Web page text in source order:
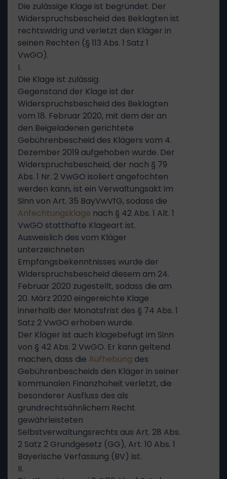
Die zulässige Klage ist begründet. Der
Widerspruchsbescheid des Beklagten ist
rechtswidrig und verletzt den Kläger in
seinen Rechten (§ 113 Abs. 1 Satz 1
VwGO).
I.
Die Klage ist zulässig.
Gegenstand der Klage ist der
Widerspruchsbescheid des Beklagten
vom 18. Februar 2020, mit dem der an
den Beigeladenen gerichtete
Gebührenbescheid des Klägers vom 4.
Dezember 2019 aufgehoben wurde. Der
Widerspruchsbescheid, der nach § 79
Abs. 1 Nr. 2 VwGO isoliert angefochten
werden kann, ist ein Verwaltungsakt im
Sinn von Art. 35 BayVwVfG, sodass die
Anfechtungsklage nach § 42 Abs. 1 Alt. 1
VwGO statthafte Klageart ist.
Ausweislich des vom Kläger
unterzeichneten
Empfangsbekenntnisses wurde der
Widerspruchsbescheid diesem am 24.
Februar 2020 zugestellt, sodass die am
20. März 2020 eingereichte Klage
innerhalb der Monatsfrist des § 74 Abs. 1
Satz 2 VwGO erhoben wurde.
Der Kläger ist auch klagebefugt im Sinn
von § 42 Abs. 2 VwGO. Er kann geltend
machen, dass die Aufhebung des
Gebührenbescheids den Kläger in seiner
kommunalen Finanzhoheit verletzt, die
besonderer Ausfluss des als
grundrechtsähnlichem Recht
gewährleisteten
Selbstverwaltungsrechts aus Art. 28 Abs.
2 Satz 2 Grundgesetz (GG), Art. 10 Abs. 1
Bayerische Verfassung (BV) ist.
II.